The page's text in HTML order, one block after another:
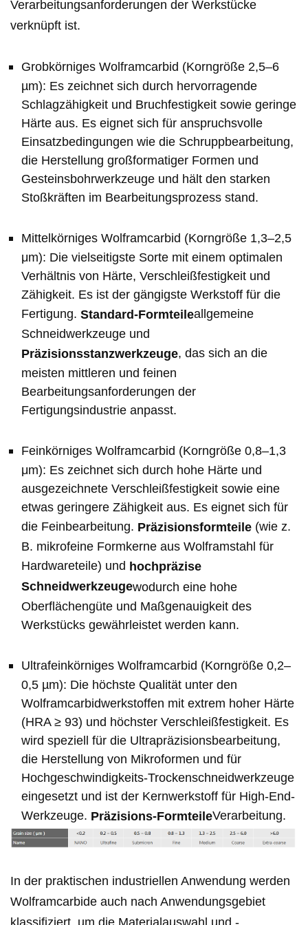
Verarbeitungsanforderungen der Werkstücke
verknüpft ist.
Grobkörniges Wolframcarbid (Korngröße 2,5–6
µm): Es zeichnet sich durch hervorragende
Schlagzähigkeit und Bruchfestigkeit sowie geringe
Härte aus. Es eignet sich für anspruchsvolle
Einsatzbedingungen wie die Schruppbearbeitung,
die Herstellung großformatiger Formen und
Gesteinsbohrwerkzeuge und hält den starken
Stoßkräften im Bearbeitungsprozess stand.
Mittelkörniges Wolframcarbid (Korngröße 1,3–2,5
μm): Die vielseitigste Sorte mit einem optimalen
Verhältnis von Härte, Verschleißfestigkeit und
Zähigkeit. Es ist der gängigste Werkstoff für die
Fertigung. Standard-Formteileallgemeine
Schneidwerkzeuge und
Präzisionsstanzwerkzeuge, das sich an die
meisten mittleren und feinen
Bearbeitungsanforderungen der
Fertigungsindustrie anpasst.
Feinkörniges Wolframcarbid (Korngröße 0,8–1,3
μm): Es zeichnet sich durch hohe Härte und
ausgezeichnete Verschleißfestigkeit sowie eine
etwas geringere Zähigkeit aus. Es eignet sich für
die Feinbearbeitung. Präzisionsformteile (wie z.
B. mikrofeine Formkerne aus Wolframstahl für
Hardwareteile) und hochpräzise
Schneidwerkzeugewodurch eine hohe
Oberflächengüte und Maßgenauigkeit des
Werkstücks gewährleistet werden kann.
Ultrafeinkörniges Wolframcarbid (Korngröße 0,2–
0,5 µm): Die höchste Qualität unter den
Wolframcarbidwerkstoffen mit extrem hoher Härte
(HRA ≥ 93) und höchster Verschleißfestigkeit. Es
wird speziell für die Ultrapräzisionsbearbeitung,
die Herstellung von Mikroformen und für
Hochgeschwindigkeits-Trockenschneidwerkzeuge
eingesetzt und ist der Kernwerkstoff für High-End-
Werkzeuge. Präzisions-FormteileVerarbeitung.
In der praktischen industriellen Anwendung werden
Wolframcarbide auch nach Anwendungsgebiet
klassifiziert, um die Materialauswahl und -